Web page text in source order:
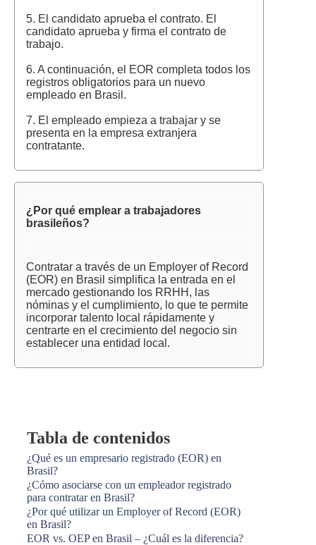
5. El candidato aprueba el contrato. El
candidato aprueba y firma el contrato de
trabajo.
6. A continuación, el EOR completa todos los
registros obligatorios para un nuevo
empleado en Brasil.
7. El empleado empieza a trabajar y se
presenta en la empresa extranjera
contratante.
¿Por qué emplear a trabajadores
brasileños?
Contratar a través de un Employer of Record
(EOR) en Brasil simplifica la entrada en el
mercado gestionando los RRHH, las
nóminas y el cumplimiento, lo que te permite
incorporar talento local rápidamente y
centrarte en el crecimiento del negocio sin
establecer una entidad local.
Tabla de contenidos
¿Qué es un empresario registrado (EOR) en
Brasil?
¿Cómo asociarse con un empleador registrado
para contratar en Brasil?
¿Por qué utilizar un Employer of Record (EOR)
en Brasil?
EOR vs. OEP en Brasil – ¿Cuál es la diferencia?